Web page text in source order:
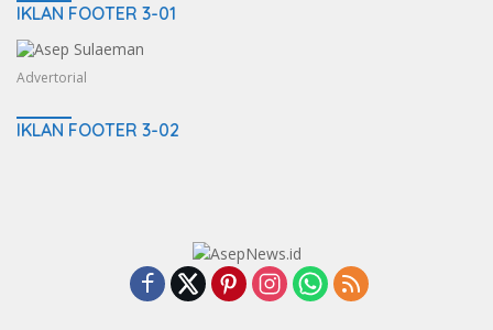
IKLAN FOOTER 3-01
Advertorial
IKLAN FOOTER 3-02